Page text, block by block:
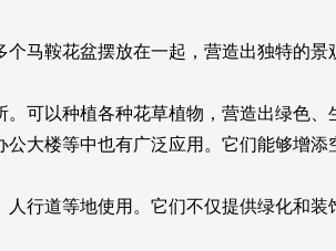
马鞍花盆摆放在一起，营造出独特的
可以种植各种花草植物，营造出绿色、
大楼等中也有广泛应用。它们能够增
行道等地使用。它们不仅提供绿化和